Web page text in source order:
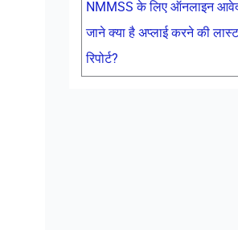
NMMSS के लिए ऑनलाइन
जाने क्या है अप्लाई करने की
रिपोर्ट?